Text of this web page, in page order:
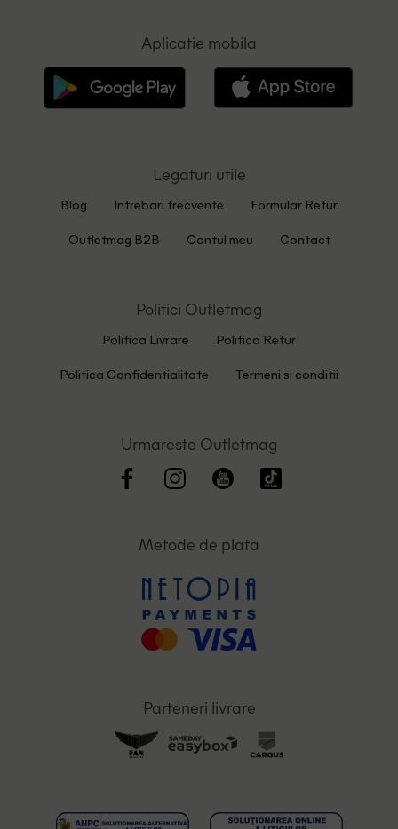
Aplicatie mobila
Legaturi utile
Blog Intrebari frecvente Formular Retur
Outletmag B2B Contul meu Contact
Politici Outletmag
Politica Livrare Politica Retur
Politica Confidentialitate Termeni si conditii
Urmareste Outletmag
Metode de plata
Parteneri livrare